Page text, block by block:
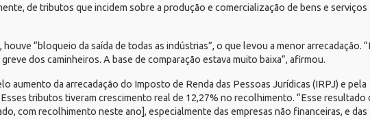
de tributos que incidem sobre a produção e comercialização de bens e serviços
“bloqueio da saída de todas as indústrias”, o que levou a menor arrecadação.
dos caminheiros. A base de comparação estava muito baixa”, afirmou.
aumento da arrecadação do Imposto de Renda das Pessoas Jurídicas (IRPJ) e pela
tributos tiveram crescimento real de 12,27% no recolhimento. “Esse resultado
com recolhimento neste ano], especialmente das empresas não financeiras, e das